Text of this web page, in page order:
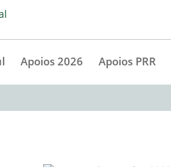
Apoios 2026 Apoios PRR